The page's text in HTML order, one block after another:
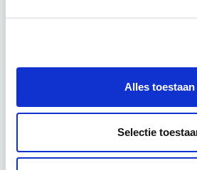
Alles toestaan
Selectie
Vastgoedmarkt
Ontwikkelingen op de
afhankelijk van algemene
ontwikkelingen, die ook tijdens
geschonken… Lees verder